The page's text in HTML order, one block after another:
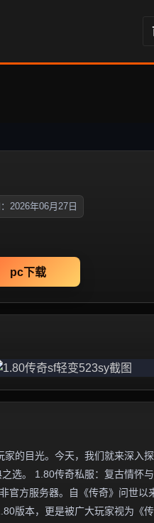
2026年06月27日
pc下载
的目光。今天，我们就来深入
选。 1.80传奇私服：复古情怀
官方服务器。自《传奇》问世以
版本，更是被广大玩家视为《